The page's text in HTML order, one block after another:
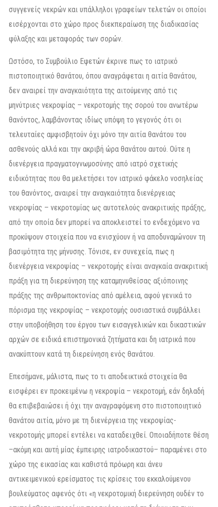
συγγενείς νεκρών και υπάλληλοι γραφείων τελετών οι οποίοι
εισέρχονται στο χώρο προς διεκπεραίωση της διαδικασίας
φύλαξης και μεταφοράς των σορών.
Ωστόσο, το Συμβούλιο Εφετών έκρινε πως το ιατρικό
πιστοποιητικό θανάτου, όπου αναγράφεται η αιτία θανάτου,
δεν αναιρεί την αναγκαιότητα της αιτούμενης από τις
μηνύτριες νεκροψίας – νεκροτομής της σορού του ανωτέρω
θανόντος, λαμβάνοντας ιδίως υπόψη το γεγονός ότι οι
τελευταίες αμφισβητούν όχι μόνο την αιτία θανάτου του
ασθενούς αλλά και την ακριβή ώρα θανάτου αυτού. Ούτε η
διενέργεια πραγματογνωμοσύνης από ιατρό σχετικής
ειδικότητας που θα μελετήσει τον ιατρικό φάκελο νοσηλείας
του θανόντος, αναιρεί την αναγκαιότητα διενέργειας
νεκροψίας – νεκροτομίας ως αυτοτελούς ανακριτικής πράξης,
από την οποία δεν μπορεί να αποκλειστεί το ενδεχόμενο να
προκύψουν στοιχεία που να ενισχύουν ή να αποδυναμώνουν τη
βασιμότητα της μήνυσης. Τόνισε, εν συνεχεία, πως η
διενέργεια νεκροψίας – νεκροτομής είναι αναγκαία ανακριτική
πράξη για τη διερεύνηση της καταμηνυθείσας αξιόποινης
πράξης της ανθρωποκτονίας από αμέλεια, αφού γενικά το
πόρισμα της νεκροψίας – νεκροτομής ουσιαστικά συμβάλλει
στην υποβοήθηση του έργου των εισαγγελικών και δικαστικών
αρχών σε ειδικά επιστημονικά ζητήματα και δη ιατρικά που
ανακύπτουν κατά τη διερεύνηση ενός θανάτου.
Επεσήμανε, μάλιστα, πως το τι αποδεικτικά στοιχεία θα
εισφέρει εν προκειμένω η νεκροψία – νεκροτομή, εάν δηλαδή
θα επιβεβαιώσει ή όχι την αναγραφόμενη στο πιστοποιητικό
θανάτου αιτία, μόνο με τη διενέργεια της νεκροψίας-
νεκροτομής μπορεί εντέλει να καταδειχθεί. Οποιαδήποτε θέση
–ακόμη και αυτή μίας έμπειρης ιατροδικαστού– παραμένει στο
χώρο της εικασίας και καθιστά πρόωρη και άνευ
αντικειμενικού ερείσματος τις κρίσεις του εκκαλούμενου
βουλεύματος αφενός ότι «η νεκροτομική διερεύνηση ουδέν το